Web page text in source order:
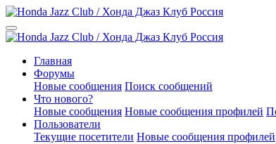
Главная
Форумы
Новые сообщения Поиск сообщений
Что нового?
Новые сообщения Новые сообщения профилей
Пользователи
Текущие посетители Новые сообщения профилей